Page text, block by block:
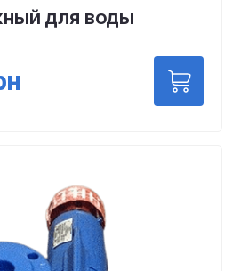
для воды